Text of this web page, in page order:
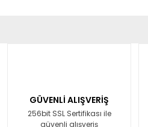
GÜVENLİ ALIŞVERİŞ
256bit SSL Sertifikası ile
güvenli alışveriş